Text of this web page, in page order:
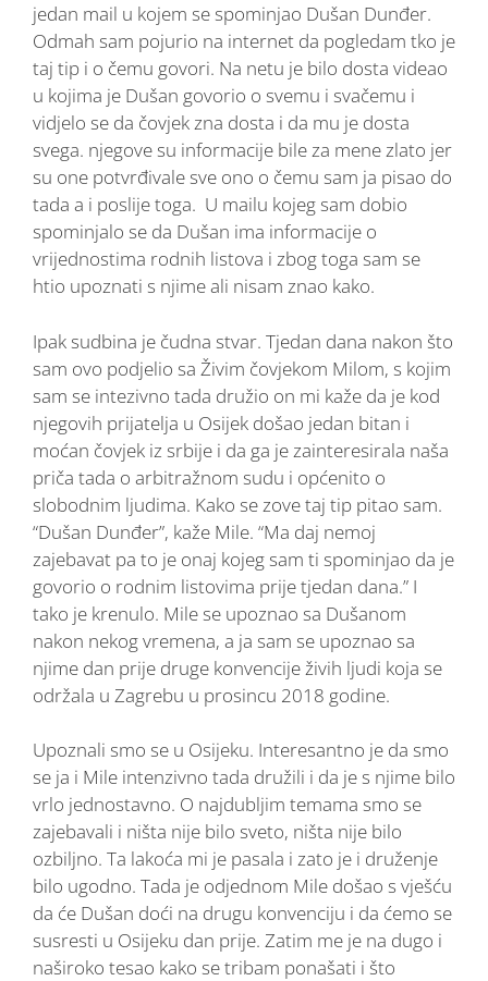
jedan mail u kojem se spominjao Dušan Dunđer.
Odmah sam pojurio na internet da pogledam tko je
taj tip i o čemu govori. Na netu je bilo dosta videao
u kojima je Dušan govorio o svemu i svačemu i
vidjelo se da čovjek zna dosta i da mu je dosta
svega. njegove su informacije bile za mene zlato jer
su one potvrđivale sve ono o čemu sam ja pisao do
tada a i poslije toga. U mailu kojeg sam dobio
spominjalo se da Dušan ima informacije o
vrijednostima rodnih listova i zbog toga sam se
htio upoznati s njime ali nisam znao kako.
Ipak sudbina je čudna stvar. Tjedan dana nakon što
sam ovo podjelio sa Živim čovjekom Milom, s kojim
sam se intezivno tada družio on mi kaže da je kod
njegovih prijatelja u Osijek došao jedan bitan i
moćan čovjek iz srbije i da ga je zainteresirala naša
priča tada o arbitražnom sudu i općenito o
slobodnim ljudima. Kako se zove taj tip pitao sam.
“Dušan Dunđer”, kaže Mile. “Ma daj nemoj
zajebavat pa to je onaj kojeg sam ti spominjao da je
govorio o rodnim listovima prije tjedan dana.” I
tako je krenulo. Mile se upoznao sa Dušanom
nakon nekog vremena, a ja sam se upoznao sa
njime dan prije druge konvencije živih ljudi koja se
održala u Zagrebu u prosincu 2018 godine.
Upoznali smo se u Osijeku. Interesantno je da smo
se ja i Mile intenzivno tada družili i da je s njime bilo
vrlo jednostavno. O najdubljim temama smo se
zajebavali i ništa nije bilo sveto, ništa nije bilo
ozbiljno. Ta lakoća mi je pasala i zato je i druženje
bilo ugodno. Tada je odjednom Mile došao s vješću
da će Dušan doći na drugu konvenciju i da ćemo se
susresti u Osijeku dan prije. Zatim me je na dugo i
naširoko tesao kako se tribam ponašati i što